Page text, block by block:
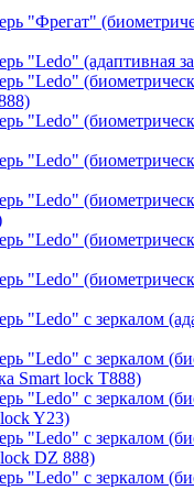
"Фрегат"
"Ledo" (адаптивная
"Ledo"
"Ledo"
"Ledo"
"Ledo"
"Ledo"
"Ledo"
"Ledo" с зеркалом
"Ledo" с зеркалом
Smart lock T888)
"Ledo" с зеркалом
Y23)
"Ledo" с зеркалом
DZ 888)
"Ledo" с зеркалом